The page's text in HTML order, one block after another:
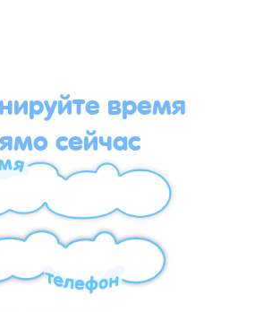
время
сейчас